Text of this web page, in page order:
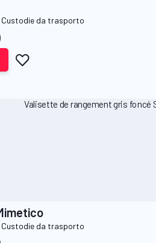
Custodie da trasporto
Aggiungi
Custodie da trasporto